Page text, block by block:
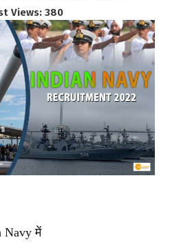
Views: 380
Navy में